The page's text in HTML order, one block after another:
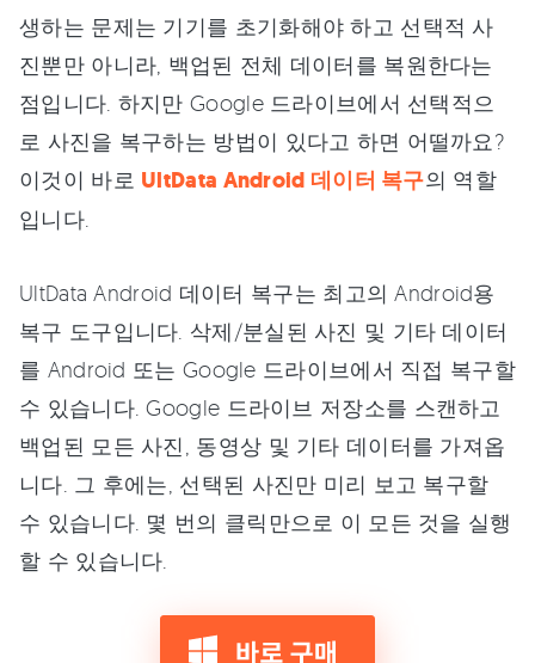
생하는 문제는 기기를 초기화해야 하고 선택적 사
진뿐만 아니라, 백업된 전체 데이터를 복원한다는
점입니다. 하지만 Google 드라이브에서 선택적으
로 사진을 복구하는 방법이 있다고 하면 어떨까요?
이것이 바로 UltData Android 데이터 복구의 역할
입니다.
UltData Android 데이터 복구는 최고의 Android용
복구 도구입니다. 삭제/분실된 사진 및 기타 데이터
를 Android 또는 Google 드라이브에서 직접 복구할
수 있습니다. Google 드라이브 저장소를 스캔하고
백업된 모든 사진, 동영상 및 기타 데이터를 가져옵
니다. 그 후에는, 선택된 사진만 미리 보고 복구할
수 있습니다. 몇 번의 클릭만으로 이 모든 것을 실행
할 수 있습니다.